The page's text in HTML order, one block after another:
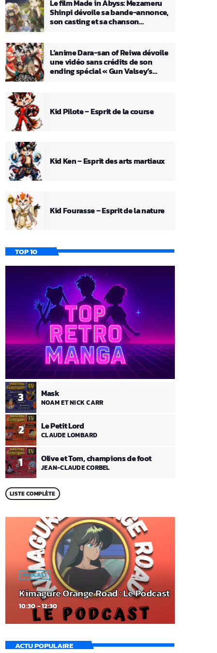
Le film Made in Abyss: Mezameru
Shinpi dévoile sa bande-annonce,
son casting et sa chanson
L’anime Dara-san of Reiwa dévoile
une vidéo sans crédits de son
ending spécial « Gun Valsey’s
Kid Pilote – Esprit de la course
Kid Ken – Esprit des arts martiaux
Kid Fourasse – Esprit de la nature
TOP 10
1 Olive et Tom, champions de foot
JEAN-CLAUDE CORBEL
2 Le Petit Lord
CLAUDE LOMBARD
3 Mask
NOAM ET NICK CARR
LISTE COMPLÈTE
PODCAST
Kimagure Orange Road : Le Podcast
10:30 - 12:30
ACTU POPULAIRE